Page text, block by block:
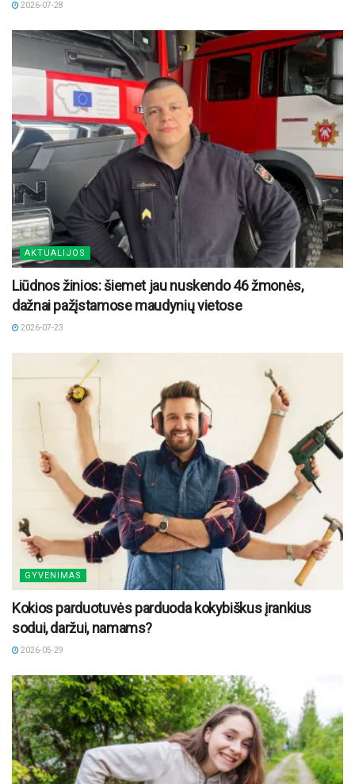
2026-07-28
AKTUALIJOS
Liūdnos žinios: šiemet jau nuskendo 46 žmonės,
dažnai pažįstamose maudynių vietose
2026-07-23
GYVENIMAS
Kokios parduotuvės parduoda kokybiškus įrankius
sodui, daržui, namams?
2026-05-29